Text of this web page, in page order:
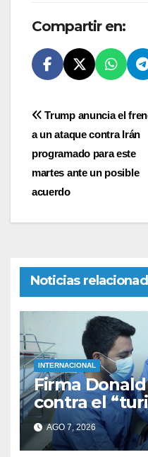
Compartir en:
de
entradas
Trump anuncia el
a un ataque contra Irán
programado para este
martes ante un posible
acuerdo
Noticias
INTERNACIONAL
Firma
contra el
nacimiento”
AGO 7, 2026